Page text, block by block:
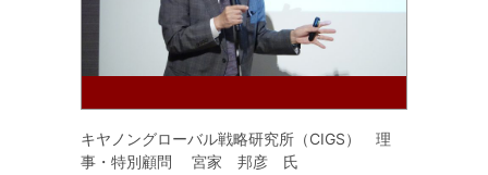
キヤノングローバル戦略研究所（CIGS） 理
事・特別顧問 宮家 邦彦 氏